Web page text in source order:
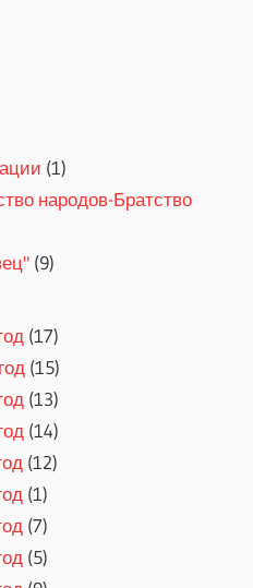
(1)
народов-Братство
(9)
(17)
(15)
(13)
(14)
(12)
(1)
(7)
(5)